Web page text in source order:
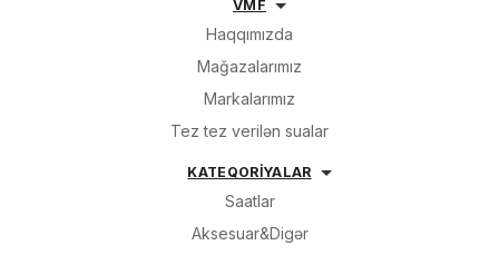
VMF
Haqqımızda
Mağazalarımız
Markalarımız
Tez tez verilən sualar
KATEQORİYALAR
Saatlar
Aksesuar&Digər